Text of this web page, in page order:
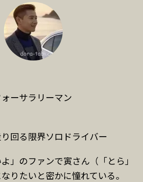
ーサラリーマン
回る限界ソロドライバー
」のファンで寅さん（「とら」
りたいと密かに憧れている。